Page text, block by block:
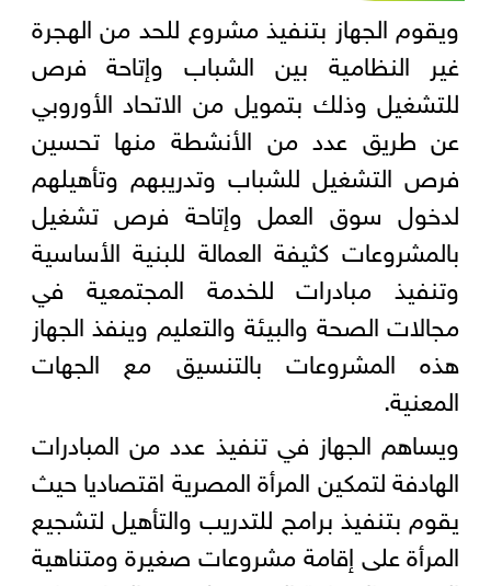
ويقوم الجهاز بتنفيذ مشروع للحد من الهجرة
غير النظامية بين الشباب وإتاحة فرص
للتشغيل وذلك بتمويل من الاتحاد الأوروبي
عن طريق عدد من الأنشطة منها تحسين
فرص التشغيل للشباب وتدريبهم وتأهيلهم
لدخول سوق العمل وإتاحة فرص تشغيل
بالمشروعات كثيفة العمالة للبنية الأساسية
وتنفيذ مبادرات للخدمة المجتمعية في
مجالات الصحة والبيئة والتعليم وينفذ الجهاز
هذه المشروعات بالتنسيق مع الجهات
المعنية.
ويساهم الجهاز في تنفيذ عدد من المبادرات
الهادفة لتمكين المرأة المصرية اقتصاديا حيث
يقوم بتنفيذ برامج للتدريب والتأهيل لتشجيع
المرأة على إقامة مشروعات صغيرة ومتناهية